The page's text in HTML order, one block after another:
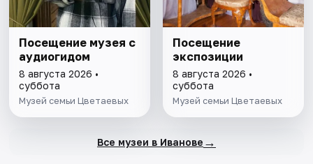
Посещение музея с
аудиогидом
8 августа 2026 •
суббота
Музей семьи Цветаевых
Посещение
экспозиции
8 августа 2026 •
суббота
Музей семьи Цветаевых
Все музеи в Иванове →